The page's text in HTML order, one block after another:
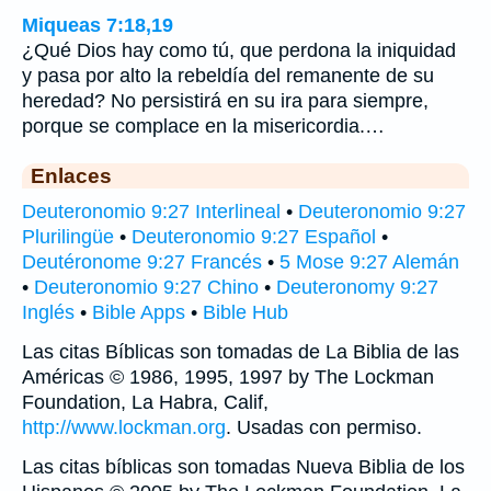
Miqueas 7:18,19
¿Qué Dios hay como tú, que perdona la iniquidad
y pasa por alto la rebeldía del remanente de su
heredad? No persistirá en su ira para siempre,
porque se complace en la misericordia.…
Enlaces
Deuteronomio 9:27 Interlineal • Deuteronomio 9:27
Plurilingüe • Deuteronomio 9:27 Español •
Deutéronome 9:27 Francés • 5 Mose 9:27 Alemán
• Deuteronomio 9:27 Chino • Deuteronomy 9:27
Inglés • Bible Apps • Bible Hub
Las citas Bíblicas son tomadas de La Biblia de las
Américas © 1986, 1995, 1997 by The Lockman
Foundation, La Habra, Calif,
http://www.lockman.org. Usadas con permiso.
Las citas bíblicas son tomadas Nueva Biblia de los